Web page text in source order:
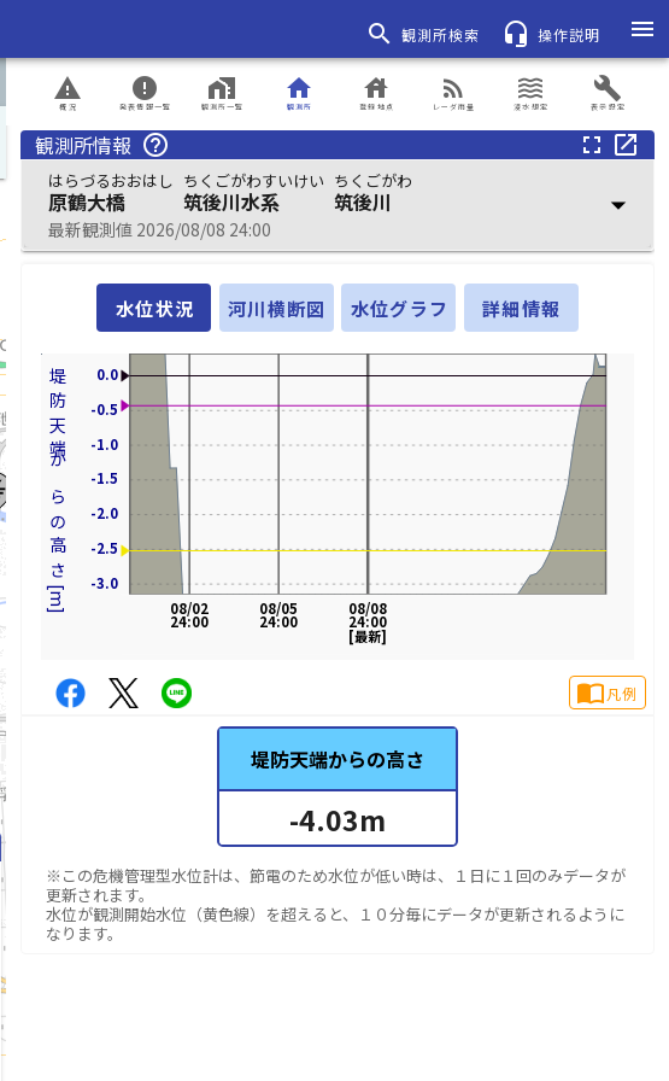
search 観測所検索 headset_mic 操作説明
menu
概況
report_problem
発表情報一覧
error
観測所一覧
home_work
観測所
home
登録地点
house
レーダ雨量
rss_feed
浸水想定
waves
表示設定
build
観測所情報 help_outline fullscreen open_in_new
はらづるおおはし
原鶴大橋
ちくごがわすいけい
筑後川水系
ちくごがわ
筑後川
最新観測値 2026/08/08 24:00
arrow_drop_down
水位状況 河川横断図 水位グラフ 詳細情報
堤防天端からの高さ[m] -3.0
-2.5
-2.0
-1.5
-1.0
-0.5
0.0
08/08
24:00
[最新]
08/05
24:00
08/02
24:00
import_contacts凡例
堤防天端からの高さ
-4.03m
※この危機管理型水位計は、節電のため水位が低い時は、１日に１回のみデータが
更新されます。
水位が観測開始水位（黄色線）を超えると、１０分毎にデータが更新されるように
なります。